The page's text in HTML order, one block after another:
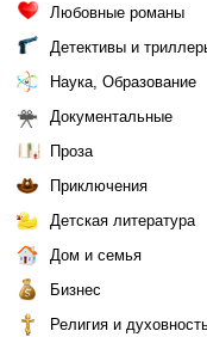
Любовные романы
Детективы и
Наука, Образование
Документальные
Проза
Приключения
Детская литература
Дом и семья
Бизнес
Религия и